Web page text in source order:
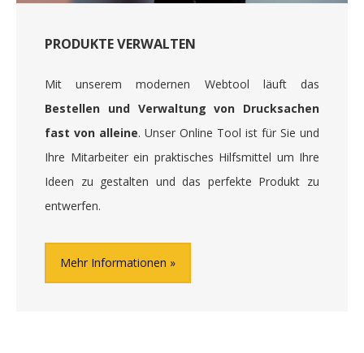
PRODUKTE VERWALTEN
Mit unserem modernen Webtool läuft das
Bestellen und Verwaltung von Drucksachen
fast von alleine. Unser Online Tool ist für Sie und
Ihre Mitarbeiter ein praktisches Hilfsmittel um Ihre
Ideen zu gestalten und das perfekte Produkt zu
entwerfen.
Mehr Informationen